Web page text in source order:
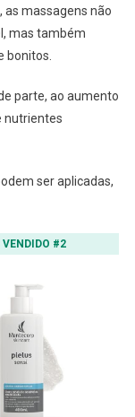
as massagens não
mas também
bonitos.
parte, ao aumento
nutrientes
ser aplicadas,
#2